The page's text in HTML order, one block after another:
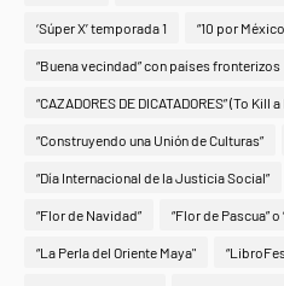
‘Súper X’ temporada 1 “10 por
“Buena vecindad” con países fronterizos
“CAZADORES DE DICATADORES” (To Kill
“Construyendo una Unión de Culturas”
“Día Internacional de la Justicia Social”
“Flor de Navidad” “Flor de Pascua”
“La Perla del Oriente Maya"